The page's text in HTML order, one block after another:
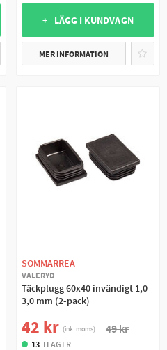
+ LÄGG I KUNDVAGN
MER INFORMATION
SOMMARREA
VALERYD
Täckplugg 60x40 invändigt 1,0-
3,0 mm (2-pack)
42 kr (ink. moms) 49 kr
13 I LAGER